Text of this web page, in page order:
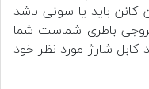
کانن باید یا سونی باشد
باطری شماست شما
کابل شارژ مورد نظر خود